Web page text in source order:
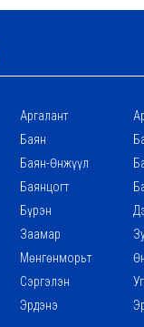
Аргалант
Баян
Баян-Өнжүүл
Баянцогт
Бүрэн
Заамар
Мөнгөнморьт
Сэргэлэн
Эрдэнэ